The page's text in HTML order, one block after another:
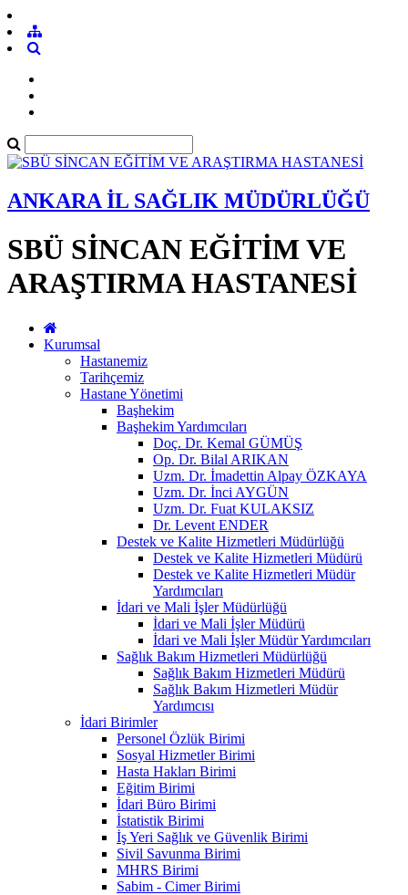
ANKARA İL SAĞLIK MÜDÜRLÜĞÜ
SBÜ SİNCAN EĞİTİM VE
ARAŞTIRMA HASTANESİ
Kurumsal
Hastanemiz
Tarihçemiz
Hastane Yönetimi
Başhekim
Başhekim Yardımcıları
Doç. Dr. Kemal GÜMÜŞ
Op. Dr. Bilal ARIKAN
Uzm. Dr. İmadettin Alpay ÖZKAYA
Uzm. Dr. İnci AYGÜN
Uzm. Dr. Fuat KULAKSIZ
Dr. Levent ENDER
Destek ve Kalite Hizmetleri Müdürlüğü
Destek ve Kalite Hizmetleri Müdürü
Destek ve Kalite Hizmetleri Müdür
Yardımcıları
İdari ve Mali İşler Müdürlüğü
İdari ve Mali İşler Müdürü
İdari ve Mali İşler Müdür Yardımcıları
Sağlık Bakım Hizmetleri Müdürlüğü
Sağlık Bakım Hizmetleri Müdürü
Sağlık Bakım Hizmetleri Müdür
Yardımcısı
İdari Birimler
Personel Özlük Birimi
Sosyal Hizmetler Birimi
Hasta Hakları Birimi
Eğitim Birimi
İdari Büro Birimi
İstatistik Birimi
İş Yeri Sağlık ve Güvenlik Birimi
Sivil Savunma Birimi
MHRS Birimi
Sabim - Cimer Birimi